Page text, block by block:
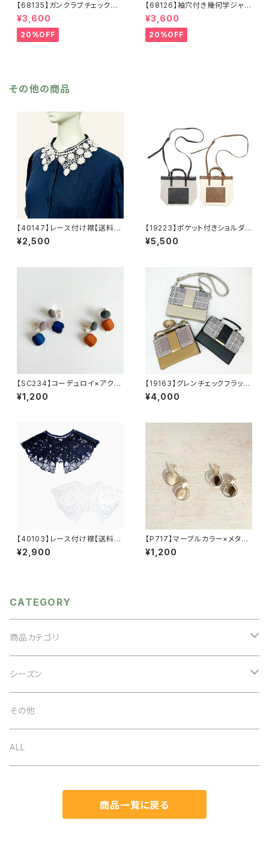
【68135】ガンクラブチェックスト
ール【送料無料】マフラー 防
寒 チェック柄 千鳥柄 千鳥
格子 マスタード キャメル
カーキ リサイクルポリエステ
¥3,600
20%OFF
【68126】袖穴付き幾何学ジャガ
ードストール【送料無料】袖付き
ストール ジャガード織り リバ
ーシブル 幾何学柄 防寒 フ
リンジ 秋冬 羽織 ポンチ
¥3,600
20%OFF
その他の商品
【40147】レース付け襟【送料無
料】ナチュラル系 ガーリー つ
け襟 レース襟 襟ネックレ
¥2,500
【19223】ポケット付きショルダ
ーバッグ【送料無料】ハンドバッ
グ 無地バッグ PUバッグ 綿
¥5,500
【SC234】コーデュロイ×アクリ
ルイヤリング【送料無料】イヤー
アクセ カラーイヤリング 秋
¥1,200
【19163】グレンチェックフラップ
ショルダーバッグ【送料無料】チ
ェック柄 合皮バッグ 合成皮
け クラッチバッグ ショルダー
ストラップ クラシカル レトロ
ブラック グレー ブラウン
¥4,000
【40103】レース付け襟【送料無
料】トレンド ビッグつけ襟 フ
リーサイズ レース襟 カットワ
¥2,900
【P717】マーブルカラー×メタル
リングピアス【送料無料】秋カラ
ー 秋ピアス 揺れる レト
¥1,200
CATEGORY
商品カテゴリ
アクセサリー
ネックレス
イヤリング
バッグ
ベルト
シーズン
オケージョン
春夏
その他
ALL
商品一覧に戻る